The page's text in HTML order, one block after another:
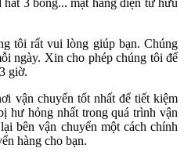
tôi rất vui lòng giúp bạn. Chúng
ngày. Xin cho phép chúng tôi để
giờ.
vận chuyển tốt nhất để tiết kiệm
hư hỏng nhất trong quá trình vận
bên vận chuyển một cách chính
hàng cho bạn.